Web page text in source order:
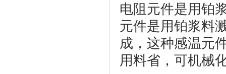
电阻元件是用铂
元件是用铂浆料
成，这种感温元
用料省，可机械